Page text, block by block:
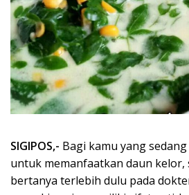
SIGIPOS,- Bagi kamu yang
untuk memanfaatkan daun kelor,
bertanya terlebih dulu pada